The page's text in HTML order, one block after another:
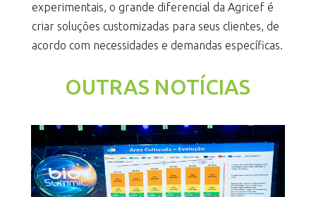
experimentais, o grande diferencial da Agricef é
criar soluções customizadas para seus clientes, de
acordo com necessidades e demandas específicas.
OUTRAS NOTÍCIAS